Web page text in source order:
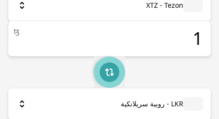
XTZ - Tezon
ꜩ
LKR - روبية سريلانكية